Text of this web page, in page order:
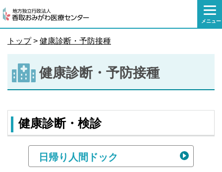
メニュー
文
動
トップ> 健康診断・予防接種
健康診断・予防接種
健康診断・検診
日帰り人間ドック